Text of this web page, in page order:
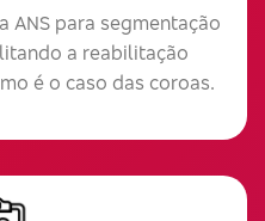
ANS para segmentação
a reabilitação
é o caso das coroas.